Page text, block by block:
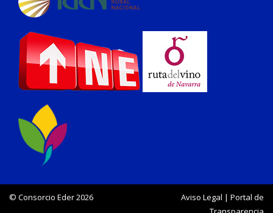
© Consorcio Eder 2026 Aviso Legal | Portal de